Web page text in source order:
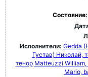
Состояние:
Исполнители: Gedda
Густав) Николай,
тенор Matteuzzi
Mario,